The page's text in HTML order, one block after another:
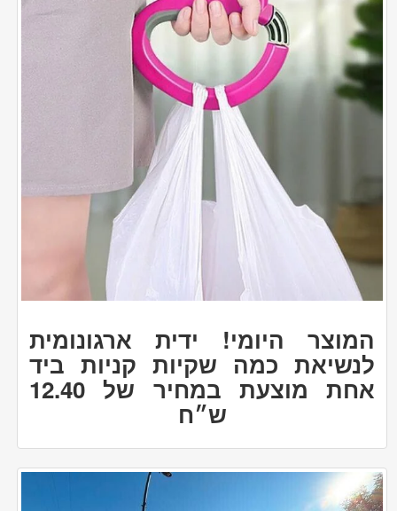
המוצר היומי! ידית ארגונומית
לנשיאת כמה שקיות קניות ביד
אחת מוצעת במחיר של 12.40
ש״ח